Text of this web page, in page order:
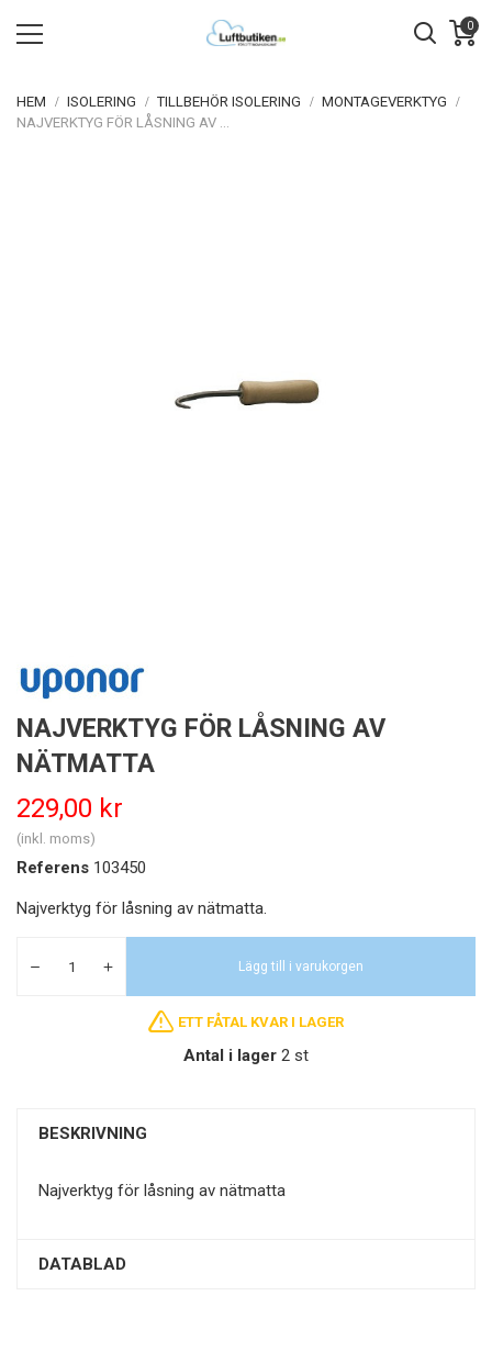
0
HEM ISOLERING TILLBEHÖR ISOLERING
MONTAGEVERKTYG
NAJVERKTYG FÖR LÅSNING AV
NÄTMATTA
229,00 kr
(inkl. moms)
Referens 103450
Najverktyg för låsning av nätmatta.
Lägg till i varukorgen
ETT FÅTAL KVAR I LAGER
Antal i lager 2 st
BESKRIVNING
Najverktyg för låsning av nätmatta
DATABLAD